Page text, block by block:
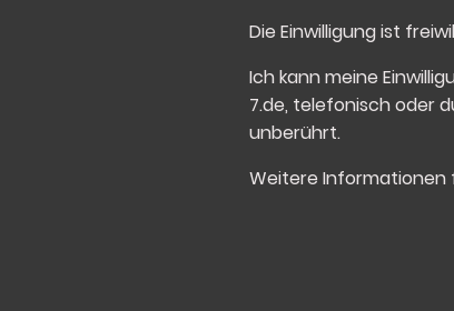
Die Einwilligung ist
Ich kann meine
7.de, telefonisch oder
unberührt.
Weitere Informationen